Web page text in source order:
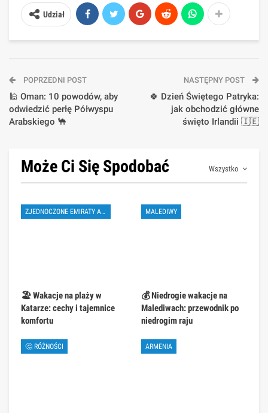
Udział
POPRZEDNI POST
🕌 Oman: 10 powodów, aby
odwiedzić perłę Półwyspu
Arabskiego 🐪
NASTĘPNY POST
🍀 Dzień Świętego Patryka:
jak obchodzić główne
święto Irlandii 🇮🇪
Wszystko
Może Ci Się Spodobać
ZJEDNOCZONE EMIRATY ARABSKIE
🏖️ Wakacje na plaży w
Katarze: cechy i tajemnice
komfortu
MALEDIWY
💰 Niedrogie wakacje na
Malediwach: przewodnik po
niedrogim raju
🤔 RÓŻNOŚCI ARMENIA